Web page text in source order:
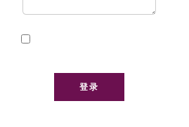
登录